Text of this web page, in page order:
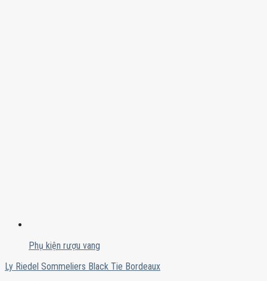
Phụ kiện rượu vang
Ly Riedel Sommeliers Black Tie Bordeaux